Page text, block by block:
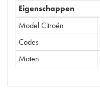
Eigenschappen
Model Citroën
Codes
Maten